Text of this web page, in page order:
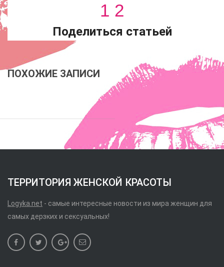
1 2
Поделиться статьей
ПОХОЖИЕ ЗАПИСИ
ТЕРРИТОРИЯ ЖЕНСКОЙ КРАСОТЫ
Logyka.net - самые интересные новости из мира женщин для
самых дерзких и сексуальных!